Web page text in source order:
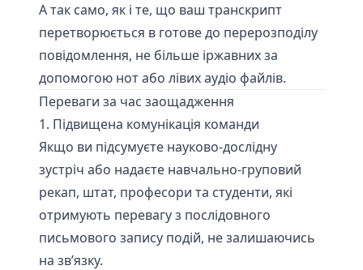
А так само, як і те, що ваш транскрипт
перетворюється в готове до перерозподілу
повідомлення, не більше іржавних за
допомогою нот або лівих аудіо файлів.
Переваги за час заощадження
1. Підвищена комунікація команди
Якщо ви підсумуєте науково-дослідну
зустріч або надаєте навчально-груповий
рекап, штат, професори та студенти, які
отримують перевагу з послідовного
письмового запису подій, не залишаючись
на зв’язку.